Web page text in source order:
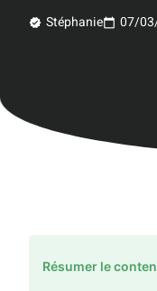
Stéphanie 07/
Résumer le